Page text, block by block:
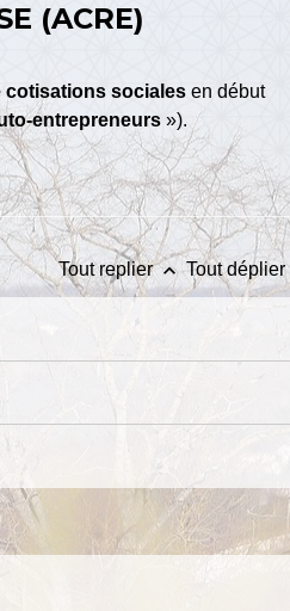
(ACRE)
cotisations sociales en début
entrepreneurs »).
Tout replierkeyboard_arrow_up Tout déplier